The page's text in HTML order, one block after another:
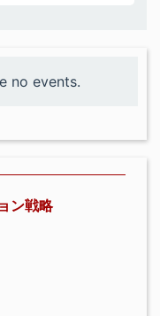
no events.
ン戦略